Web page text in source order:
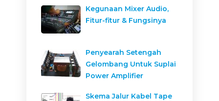
Kegunaan Mixer Audio,
Fitur-fitur & Fungsinya
Penyearah Setengah
Gelombang Untuk Suplai
Power Amplifier
Skema Jalur Kabel Tape